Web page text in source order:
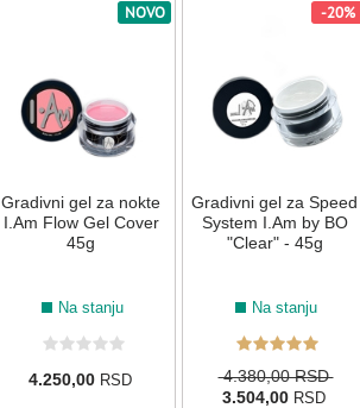
NOVO
Gradivni gel za nokte
I.Am Flow Gel Cover
45g
Na stanju
4.250,00 RSD
-20%
Gradivni gel za Speed
System I.Am by BO
"Clear" - 45g
Na stanju
4.380,00 RSD
3.504,00 RSD